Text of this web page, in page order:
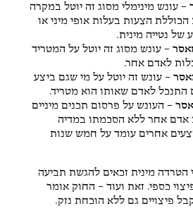
– עונש מינימלי מסוג זה יוטל במקרה
הצעות בעלות אופי מיני או
של נטייה מינית.
– עונש מסוג זה יוטל על המטריד
לאדם אחר.
– עונש זה יוטל על מי שגם ביצע
התנכל לאדם שאותו הוא מטריד.
– העונש על פרסום תכנים מיניים
אחר ללא הסכמתו במדיה
אחרים עומד על חמש שנות
הטרדה מינית זכאים להגשת תביעה
כספי. זאת ועוד – החוק אומר
פיצויים גם ללא הוכחת נזק.